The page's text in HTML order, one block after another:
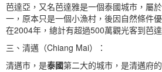
芭達亞，又名芭達雅是一個泰國城市，屬
一，原本只是一個小漁村，後因自然條件
在2004年，總計有超過500萬觀光客到芭達
三、清邁（Chiang Mai）：
清邁市，是泰國第二大的城市，是清邁府